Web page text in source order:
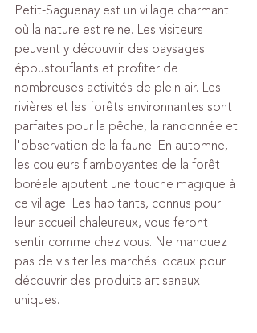
Petit-Saguenay est un village charmant
où la nature est reine. Les visiteurs
peuvent y découvrir des paysages
époustouflants et profiter de
nombreuses activités de plein air. Les
rivières et les forêts environnantes sont
parfaites pour la pêche, la randonnée et
l'observation de la faune. En automne,
les couleurs flamboyantes de la forêt
boréale ajoutent une touche magique à
ce village. Les habitants, connus pour
leur accueil chaleureux, vous feront
sentir comme chez vous. Ne manquez
pas de visiter les marchés locaux pour
découvrir des produits artisanaux
uniques.